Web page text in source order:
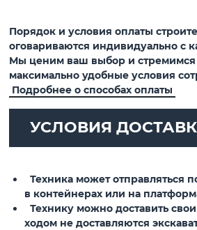
Порядок и условия оплаты
оговариваются индивидуально с
Мы ценим ваш выбор и
максимально удобные условия
Подробнее о способах оплаты
УСЛОВИЯ
Техника может отправляться
в контейнерах или на
Технику можно доставить
ходом не доставляются